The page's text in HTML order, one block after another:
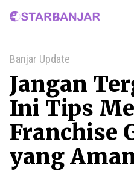
Home
Banjar Update
Jangan
Ini Tips
Franchise
yang